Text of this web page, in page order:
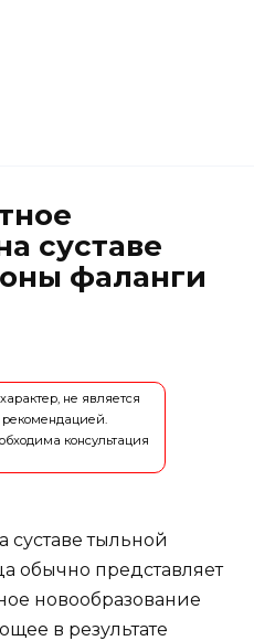
суставе
фаланги
не является
консультация
суставе тыльной
обычно представляет
новообразование
в результате